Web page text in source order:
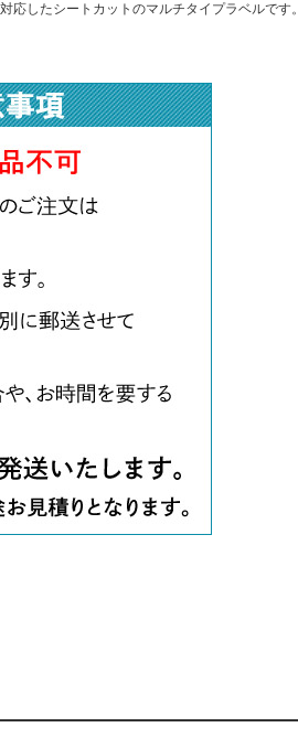
したシートカットのマルチタイプラベルです。